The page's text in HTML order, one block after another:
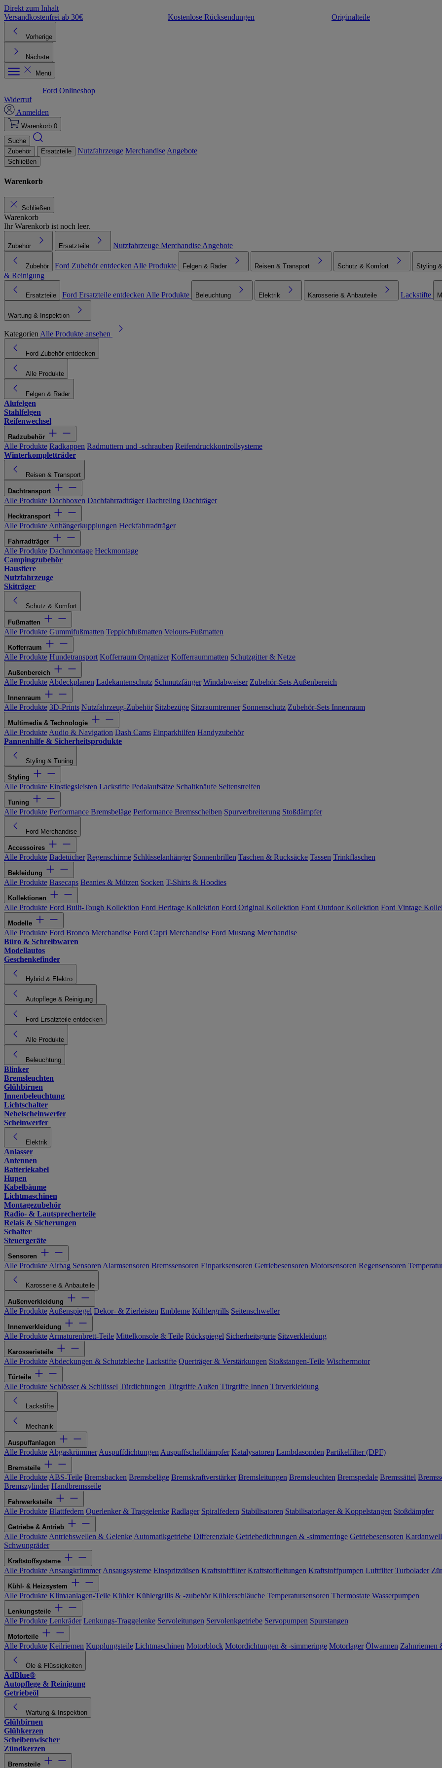
Direkt zum Inhalt
Versandkostenfrei ab 30€
Kostenlose Rücksendungen Originalteile
Vorherige
Nächste
Menü
Ford Onlineshop
Widerruf
Anmelden
Warenkorb 0
Suche
Zubehör
Ersatzteile Nutzfahrzeuge Merchandise Angebote
Schließen
Warenkorb
Schließen
Warenkorb
Ihr Warenkorb ist noch leer.
Zubehör Ersatzteile Nutzfahrzeuge Merchandise Angebote
Zubehör Ford Zubehör entdecken Alle Produkte Felgen & Räder Reisen & Transport Schutz & Komfort Styling
& Reinigung
Ersatzteile Ford Ersatzteile entdecken Alle Produkte Beleuchtung Elektrik Karosserie & Anbauteile Lackstifte
Wartung & Inspektion
Kategorien Alle Produkte ansehen
Ford Zubehör entdecken
Alle Produkte
Felgen & Räder
Alufelgen
Stahlfelgen
Reifenwechsel
Radzubehör
Alle Produkte Radkappen Radmuttern und -schrauben Reifendruckkontrollsysteme
Winterkompletträder
Reisen & Transport
Dachtransport
Alle Produkte Dachboxen Dachfahrradträger Dachreling Dachträger
Hecktransport
Alle Produkte Anhängerkupplungen Heckfahrradträger
Fahrradträger
Alle Produkte Dachmontage Heckmontage
Campingzubehör
Haustiere
Nutzfahrzeuge
Skiträger
Schutz & Komfort
Fußmatten
Alle Produkte Gummifußmatten Teppichfußmatten Velours-Fußmatten
Kofferraum
Alle Produkte Hundetransport Kofferraum Organizer Kofferraummatten Schutzgitter & Netze
Außenbereich
Alle Produkte Abdeckplanen Ladekantenschutz Schmutzfänger Windabweiser Zubehör-Sets Außenbereich
Innenraum
Alle Produkte 3D-Prints Nutzfahrzeug-Zubehör Sitzbezüge Sitzraumtrenner Sonnenschutz Zubehör-Sets Innenraum
Multimedia & Technologie
Alle Produkte Audio & Navigation Dash Cams Einparkhilfen Handyzubehör
Pannenhilfe & Sicherheitsprodukte
Styling & Tuning
Styling
Alle Produkte Einstiegsleisten Lackstifte Pedalaufsätze Schaltknäufe Seitenstreifen
Tuning
Alle Produkte Performance Bremsbeläge Performance Bremsscheiben Spurverbreiterung Stoßdämpfer
Ford Merchandise
Accessoires
Alle Produkte Badetücher Regenschirme Schlüsselanhänger Sonnenbrillen Taschen & Rucksäcke Tassen Trinkflaschen
Bekleidung
Alle Produkte Basecaps Beanies & Mützen Socken T-Shirts & Hoodies
Kollektionen
Alle Produkte Ford Built-Tough Kollektion Ford Heritage Kollektion Ford Original Kollektion Ford Outdoor Kollektion Ford Vintage
Modelle
Alle Produkte Ford Bronco Merchandise Ford Capri Merchandise Ford Mustang Merchandise
Büro & Schreibwaren
Modellautos
Geschenkefinder
Hybrid & Elektro
Autopflege & Reinigung
Ford Ersatzteile entdecken
Alle Produkte
Beleuchtung
Blinker
Bremsleuchten
Glühbirnen
Innenbeleuchtung
Lichtschalter
Nebelscheinwerfer
Scheinwerfer
Elektrik
Anlasser
Antennen
Batteriekabel
Hupen
Kabelbäume
Lichtmaschinen
Montagezubehör
Radio- & Lautsprecherteile
Relais & Sicherungen
Schalter
Steuergeräte
Sensoren
Alle Produkte Airbag Sensoren Alarmsensoren Bremssensoren Einparksensoren Getriebesensoren Motorsensoren Regensensoren
Karosserie & Anbauteile
Außenverkleidung
Alle Produkte Außenspiegel Dekor- & Zierleisten Embleme Kühlergrills Seitenschweller
Innenverkleidung
Alle Produkte Armaturenbrett-Teile Mittelkonsole & Teile Rückspiegel Sicherheitsgurte Sitzverkleidung
Karosserieteile
Alle Produkte Abdeckungen & Schutzbleche Lackstifte Querträger & Verstärkungen Stoßstangen-Teile Wischermotor
Türteile
Alle Produkte Schlösser & Schlüssel Türdichtungen Türgriffe Außen Türgriffe Innen Türverkleidung
Lackstifte
Mechanik
Auspuffanlagen
Alle Produkte Abgaskrümmer Auspuffdichtungen Auspuffschalldämpfer Katalysatoren Lambdasonden Partikelfilter (DPF)
Bremsteile
Alle Produkte ABS-Teile Bremsbacken Bremsbeläge Bremskraftverstärker Bremsleitungen Bremsleuchten Bremspedale Bremssättel
Bremszylinder Handbremsseile
Fahrwerksteile
Alle Produkte Blattfedern Querlenker & Traggelenke Radlager Spiralfedern Stabilisatoren Stabilisatorlager & Koppelstangen Stoßdämpfer
Getriebe & Antrieb
Alle Produkte Antriebswellen & Gelenke Automatikgetriebe Differenziale Getriebedichtungen & -simmerringe Getriebesensoren
Schwungräder
Kraftstoffsysteme
Alle Produkte Ansaugkrümmer Ansaugsysteme Einspritzdüsen Kraftstofffilter Kraftstoffleitungen Kraftstoffpumpen Luftfilter Turbolader
Kühl- & Heizsystem
Alle Produkte Klimaanlagen-Teile Kühler Kühlergrills & -zubehör Kühlerschläuche Temperatursensoren Thermostate Wasserpumpen
Lenkungsteile
Alle Produkte Lenkräder Lenkungs-Traggelenke Servoleitungen Servolenkgetriebe Servopumpen Spurstangen
Motorteile
Alle Produkte Keilriemen Kupplungsteile Lichtmaschinen Motorblock Motordichtungen & -simmeringe Motorlager Ölwannen Zahnriemen
Öle & Flüssigkeiten
AdBlue®
Autopflege & Reinigung
Getriebeöl
Wartung & Inspektion
Glühbirnen
Glühkerzen
Scheibenwischer
Zündkerzen
Bremsteile